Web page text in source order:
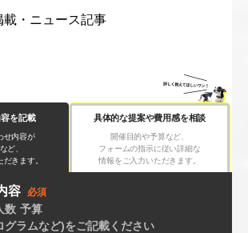
載・ニュース記事
を記載
せ内容が
ど、
きます。
具体的な提案や費用感を相談
開催目的や予算など、
フォームの指示に従い詳細な
情報をご入力いただきます。
容 必須
数 予算
グラムなど)をご記載ください